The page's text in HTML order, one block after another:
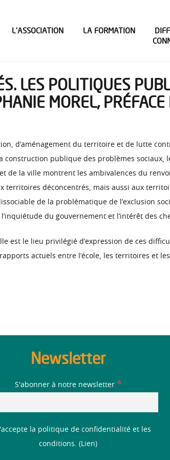
L’ASSOCIATION LA FORMATION
LES POLITIQUES
MOREL,
d’aménagement du territoire et de lutte
publique des problèmes sociaux,
de la ville montrent les ambivalences du
territoires déconcentrés, mais aussi aux
de la problématique de l’exclusion
du gouvernement et l’intérêt des
est le lieu privilégié d’expression de ces
actuels entre l’école, les territoires et
Newsletter
S'abonner à notre newsletter *
la politique de confidentialité et les
conditions. ( Lien)